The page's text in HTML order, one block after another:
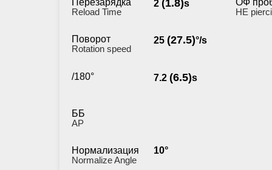
Перезарядка
Reload Time
2 (1.8)s
Поворот
Rotation speed
25 (27.5)°/s
/180° 7.2 (6.5)s
ОФ
HE
ББ
AP
Нормализация
Normalize Angle
10°